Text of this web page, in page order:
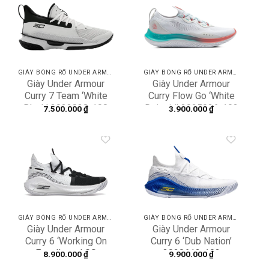
wishlist
GIÀY BÓNG RỔ UNDER ARMOUR
Giày Under Armour
Curry 7 Team ‘White
Black’ 3023838-108
7.500.000₫
wishlist
GIÀY BÓNG RỔ UNDER ARMOUR
Giày Under Armour
Curry Flow Go ‘White
Daiquiri’ 3025936-103
3.900.000₫
wishlist
Giày Under Armour
Curry 6 ‘Working On
Excellence’ GS
8.900.000₫
Giày Under Armour
Curry 6 ‘Dub Nation’
3020612-103
9.900.000₫